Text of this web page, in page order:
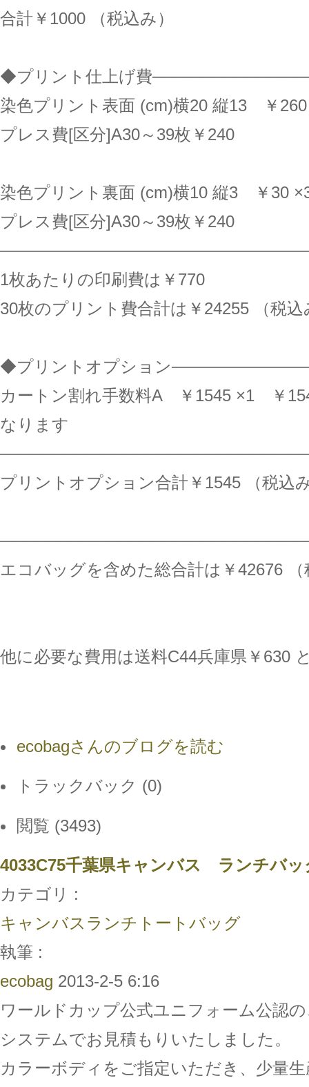
合計￥1000 （税込み）
◆プリント仕上げ費
染色プリント表面 (cm)横20 縦13 ￥
プレス費[区分]A30～39枚￥240
染色プリント裏面 (cm)横10 縦3 ￥30
プレス費[区分]A30～39枚￥240
1枚あたりの印刷費は￥770
30枚のプリント費合計は￥24255 （税込
◆プリントオプション
カートン割れ手数料A ￥1545 ×1 ￥
なります
プリントオプション合計￥1545 （税込
エコバッグを含めた総合計は￥42676 （
他に必要な費用は送料C44兵庫県￥630
ecobagさんのブログを読む
トラックバック (0)
閲覧 (3493)
4033C75千葉県キャンバス ランチバッ
カテゴリ :
キャンバスランチトートバッグ
執筆 :
ecobag 2013-2-5 6:16
ワールドカップ公式ユニフォーム公認
システムでお見積もりいたしました。
カラーボディをご指定いただき、少量